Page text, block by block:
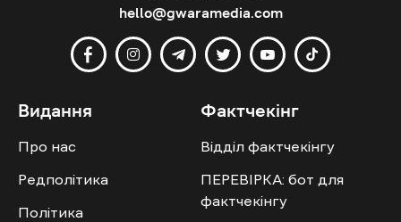
hello@gwaramedia.com
Видання
Про нас
Редполітика
Політика
Фактчекінг
Відділ фактчекінгу
ПЕРЕВІРКА: бот для
фактчекінгу